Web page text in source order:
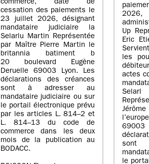
commerce, date de
cessation des paiements le
23 juillet 2026, désignant
mandataire judiciaire la
Selarlu Martin Représentée
par Maître Pierre Martin le
britannia batiment b
20 boulevard Eugène
Deruelle 69003 Lyon. Les
déclarations des créances
sont à adresser au
mandataire judiciaire ou sur
le portail électronique prévu
par les articles L. 814–2 et
L. 814–13 du code de
commerce dans les deux
mois de la publication au
BODACC.
Up
Eric
les
actes
sont
le